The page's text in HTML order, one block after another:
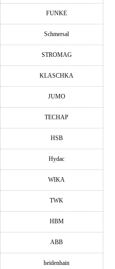
FUNKE
Schmersal
STROMAG
KLASCHKA
JUMO
TECHAP
HSB
Hydac
WIKA
TWK
HBM
ABB
heidenhain